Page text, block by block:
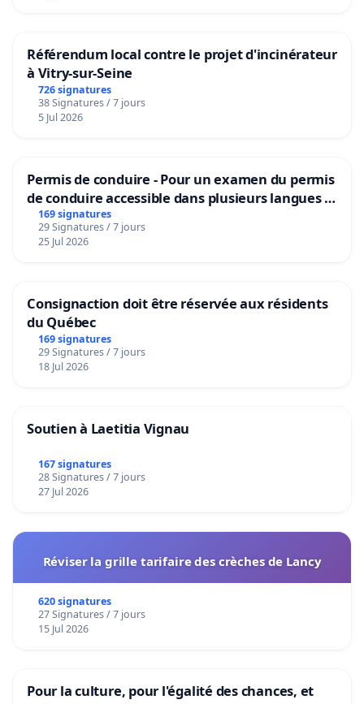
Référendum local contre le projet d'incinérateur
à Vitry-sur-Seine
726 signatures
38 Signatures / 7 jours
5 Jul 2026
Permis de conduire - Pour un examen du permis
de conduire accessible dans plusieurs langues à
Bruxelles
169 signatures
29 Signatures / 7 jours
25 Jul 2026
Consignaction doit être réservée aux résidents
du Québec
169 signatures
29 Signatures / 7 jours
18 Jul 2026
Soutien à Laetitia Vignau
167 signatures
28 Signatures / 7 jours
27 Jul 2026
Réviser la grille tarifaire des crèches de Lancy
620 signatures
27 Signatures / 7 jours
15 Jul 2026
Pour la culture, pour l'égalité des chances, et